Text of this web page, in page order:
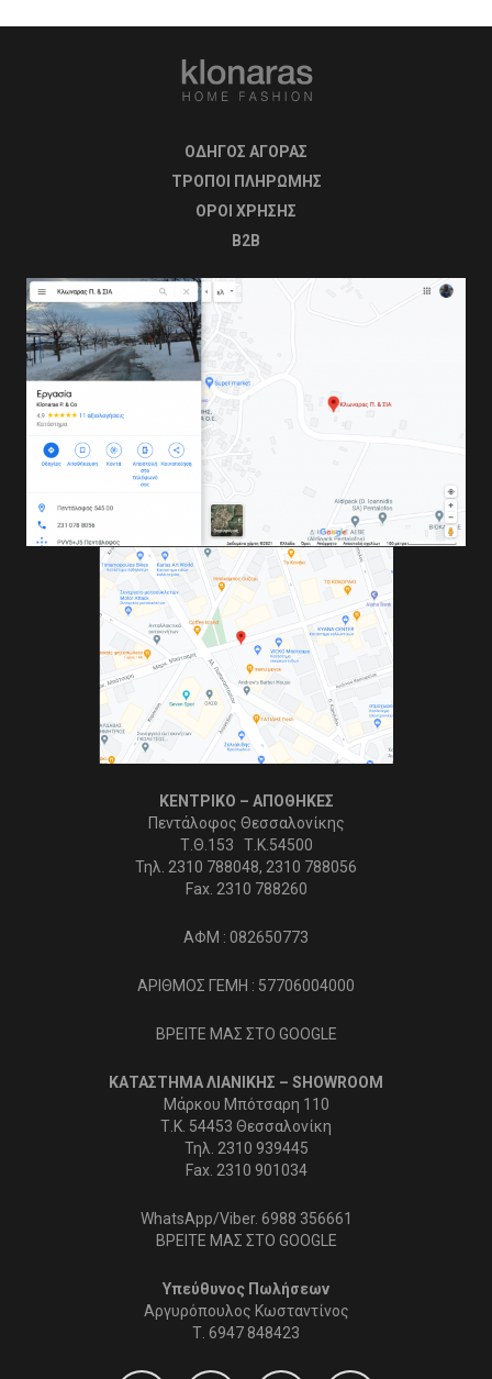
ΟΔΗΓΟΣ ΑΓΟΡΑΣ
ΤΡΟΠΟΙ ΠΛΗΡΩΜΗΣ
OΡΟΙ ΧΡΗΣΗΣ
B2B
ΚΕΝΤΡΙΚΟ – ΑΠΟΘΗΚΕΣ
Πεντάλοφος Θεσσαλονίκης
Τ.Θ.153 Τ.Κ.54500
Τηλ. 2310 788048, 2310 788056
Fax. 2310 788260
ΑΦΜ : 082650773
ΑΡΙΘΜΟΣ ΓΕΜΗ : 57706004000
ΒΡΕΙΤΕ ΜΑΣ ΣΤΟ GOOGLE
ΚΑΤΑΣΤΗΜΑ ΛΙΑΝΙΚΗΣ – SHOWROOM
Μάρκου Μπότσαρη 110
Τ.Κ. 54453 Θεσσαλονίκη
Τηλ. 2310 939445
Fax. 2310 901034
WhatsApp/Viber. 6988 356661
ΒΡΕΙΤΕ ΜΑΣ ΣΤΟ GOOGLE
Υπεύθυνος Πωλήσεων
Αργυρόπουλος Κωσταντίνος
Τ. 6947 848423